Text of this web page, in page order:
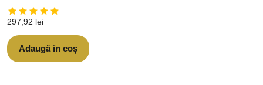
297,92 lei
Adaugă în coș